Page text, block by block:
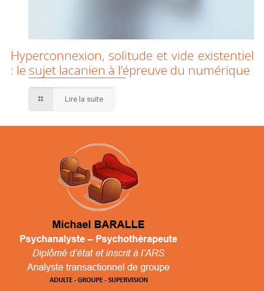
Hyperconnexion, solitude et vide existentiel
: le sujet lacanien à l’épreuve du numérique
Lire la suite